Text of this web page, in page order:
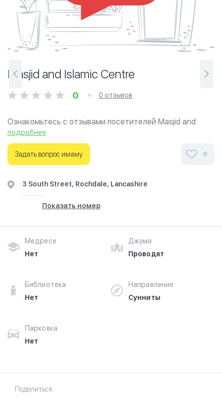
Masjid and Islamic Centre
0 0 отзывов
Ознакомьтесь с отзывами посетителей Masjid and
Islamic Centre в г.Манчестер на фотографиях и узнайте
о часах работы. Ваше духовное путешествие
начинается здесь.
подробнее
Задать вопрос имаму 0
3 South Street, Rochdale, Lancashire
Показать номер
Медресе
Нет
Джума
Проводят
Библиотека
Нет
Направление
Сунниты
Парковка
Нет
Поделиться: